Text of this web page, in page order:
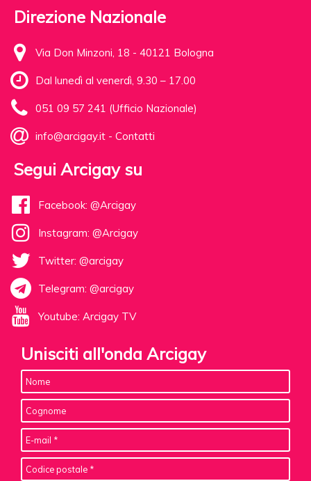
Direzione Nazionale
Via Don Minzoni, 18 - 40121 Bologna
Dal lunedì al venerdì, 9.30 – 17.00
051 09 57 241 (Ufficio Nazionale)
info@arcigay.it - Contatti
Segui Arcigay su
Facebook: @Arcigay
Instagram: @Arcigay
Twitter: @arcigay
Telegram: @arcigay
Youtube: Arcigay TV
Unisciti all'onda Arcigay